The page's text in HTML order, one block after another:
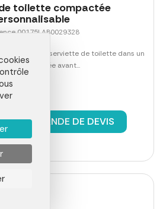
toilette compactée
00175LAB0029328
une serviette de toilette dans un
de forme variée avant...
€ DEMANDE DE DEVIS